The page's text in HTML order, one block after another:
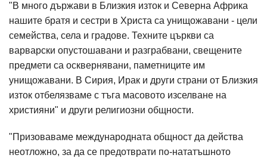
"В много държави в Близкия изток и Северна Африка
нашите братя и сестри в Христа са унищожавани - цели
семейства, села и градове. Техните църкви са
варварски опустошавани и разграбвани, свещените
предмети са осквернявани, паметниците им
унищожавани. В Сирия, Ирак и други страни от Близкия
изток отбелязваме с тъга масовото изселване на
християни" и други религиозни общности.
"Призоваваме международната общност да действа
неотложно, за да се предотврати по-нататъшното